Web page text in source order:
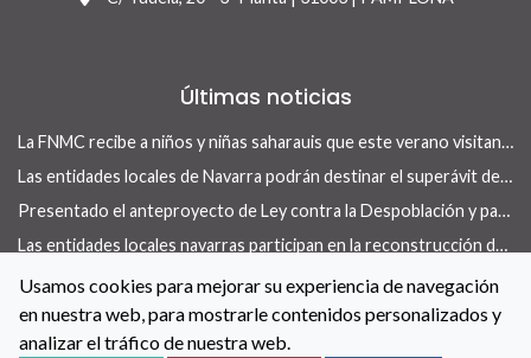
Últimas noticias
La FNMC recibe a niños y niñas saharauis que este verano visitan Navarra con el programa Vacaciones en Paz
Las entidades locales de Navarra podrán destinar el superávit de 2025 a inversiones financieramente sostenibles tras la aprobación del Real Decreto-ley 13/2026
Presentado el anteproyecto de Ley contra la Despoblación y para el Desarrollo Rural
Las entidades locales navarras participan en la reconstrucción de infraestructuras dañadas por la DANA de 175 municipios valencianos
La FNMC y el Gobierno de Navarra renuevan su convenio para reforzar las políticas de igualdad en las entidades locales
Usamos cookies para mejorar su experiencia de navegación
en nuestra web, para mostrarle contenidos personalizados y
analizar el tráfico de nuestra web.